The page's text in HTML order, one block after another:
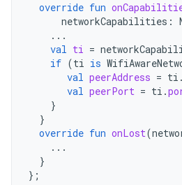
override fun
networkCapabilities :
...
val ti =
if (ti is
val peerAddress = ti .
val peerPort = ti .
}
}
override fun onLost(
...
}
};